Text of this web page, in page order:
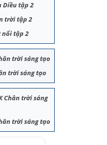
Diều tập 2
trời tập 2
nối tập 2
trời sáng tạo
trời sáng tạo
Chân trời sáng
trời sáng tạo